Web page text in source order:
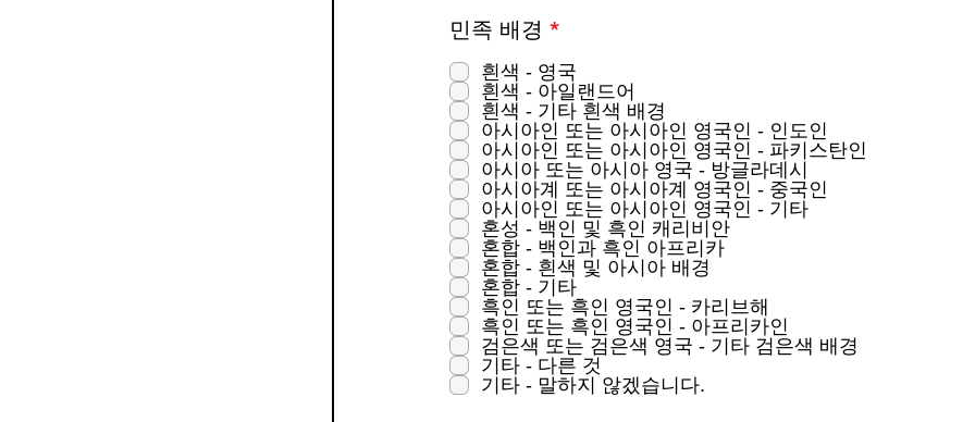
민족 배경 *필
흰색 - 영국
흰색 - 아일랜드어
흰색 - 기타 흰색 배경
아시아인 또는 아시아인 영국인 - 인도인
아시아인 또는 아시아인 영국인 - 파키스탄인
아시아 또는 아시아 영국 - 방글라데시
아시아계 또는 아시아계 영국인 - 중국인
아시아인 또는 아시아인 영국인 - 기타
혼성 - 백인 및 흑인 캐리비안
혼합 - 백인과 흑인 아프리카
혼합 - 흰색 및 아시아 배경
혼합 - 기타
흑인 또는 흑인 영국인 - 카리브해
흑인 또는 흑인 영국인 - 아프리카인
검은색 또는 검은색 영국 - 기타 검은색 배경
기타 - 다른 것
기타 - 말하지 않겠습니다.